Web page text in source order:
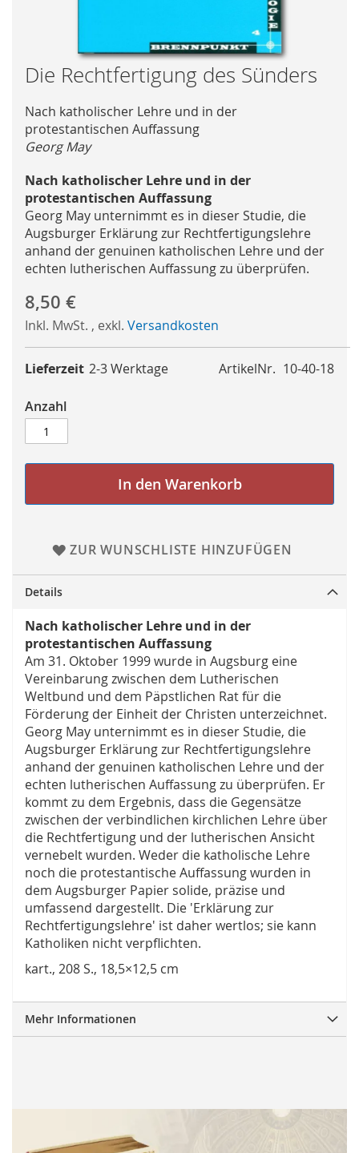
Skip
to
the
beginning
of
the
images
gallery
Die Rechtfertigung des Sünders
Nach katholischer Lehre und in der
protestantischen Auffassung
Georg May
Nach katholischer Lehre und in der
protestantischen Auffassung
Georg May unternimmt es in dieser Studie, die
Augsburger Erklärung zur Rechtfertigungslehre
anhand der genuinen katholischen Lehre und der
echten lutherischen Auffassung zu überprüfen.
8,50 €
Inkl. MwSt. , exkl. Versandkosten
ArtikelNr. 10-40-18
Lieferzeit 2-3 Werktage
Anzahl
In den Warenkorb
ZUR WUNSCHLISTE HINZUFÜGEN
Details
Nach katholischer Lehre und in der
protestantischen Auffassung
Am 31. Oktober 1999 wurde in Augsburg eine
Vereinbarung zwischen dem Lutherischen
Weltbund und dem Päpstlichen Rat für die
Förderung der Einheit der Christen unterzeichnet.
Georg May unternimmt es in dieser Studie, die
Augsburger Erklärung zur Rechtfertigungslehre
anhand der genuinen katholischen Lehre und der
echten lutherischen Auffassung zu überprüfen. Er
kommt zu dem Ergebnis, dass die Gegensätze
zwischen der verbindlichen kirchlichen Lehre über
die Rechtfertigung und der lutherischen Ansicht
vernebelt wurden. Weder die katholische Lehre
noch die protestantische Auffassung wurden in
dem Augsburger Papier solide, präzise und
umfassend dargestellt. Die 'Erklärung zur
Rechtfertigungslehre' ist daher wertlos; sie kann
Katholiken nicht verpflichten.
kart., 208 S., 18,5×12,5 cm
Mehr Informationen